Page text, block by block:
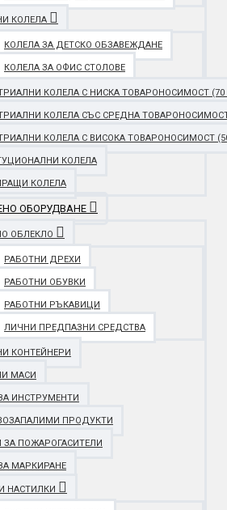
КОЛЕЛА
КОЛЕЛА ЗА ДЕТСКО ОБЗАВЕЖДАНЕ
КОЛЕЛА ЗА ОФИС СТОЛОВЕ
КОЛЕЛА С НИСКА ТОВАРОНОСИМОСТ (70 -
КОЛЕЛА СЪС СРЕДНА ТОВАРОНОСИМОСТ
КОЛЕЛА С ВИСОКА ТОВАРОНОСИМОСТ
КОЛЕЛА
КОЛЕЛА
ОБОРУДВАНЕ
ОБЛЕКЛО
РАБОТНИ ДРЕХИ
РАБОТНИ ОБУВКИ
РАБОТНИ РЪКАВИЦИ
ЛИЧНИ ПРЕДПАЗНИ СРЕДСТВА
КОНТЕЙНЕРИ
МАСИ
ИНСТРУМЕНТИ
ПРОДУКТИ
ЗА ПОЖАРОГАСИТЕЛИ
МАРКИРАНЕ
НАСТИЛКИ